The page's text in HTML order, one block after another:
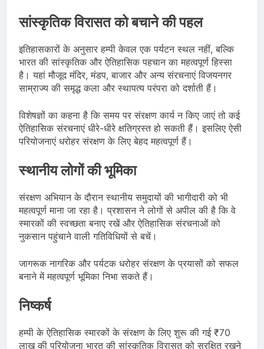
सांस्कृतिक विरासत को बचाने की पहल
इतिहासकारों के अनुसार हम्पी केवल एक पर्यटन स्थल नहीं, बल्कि
भारत की सांस्कृतिक और ऐतिहासिक पहचान का महत्वपूर्ण हिस्सा
है। यहां मौजूद मंदिर, मंडप, बाजार और अन्य संरचनाएं विजयनगर
साम्राज्य की समृद्ध कला और स्थापत्य परंपरा को दर्शाती हैं।
विशेषज्ञों का कहना है कि समय पर संरक्षण कार्य न किए जाएं तो कई
ऐतिहासिक संरचनाएं धीरे-धीरे क्षतिग्रस्त हो सकती हैं। इसलिए ऐसी
परियोजनाएं धरोहर संरक्षण के लिए बेहद महत्वपूर्ण हैं।
स्थानीय लोगों की भूमिका
संरक्षण अभियान के दौरान स्थानीय समुदायों की भागीदारी को भी
महत्वपूर्ण माना जा रहा है। प्रशासन ने लोगों से अपील की है कि वे
स्मारकों की स्वच्छता बनाए रखें और ऐतिहासिक संरचनाओं को
नुकसान पहुंचाने वाली गतिविधियों से बचें।
जागरूक नागरिक और पर्यटक धरोहर संरक्षण के प्रयासों को सफल
बनाने में महत्वपूर्ण भूमिका निभा सकते हैं।
निष्कर्ष
हम्पी के ऐतिहासिक स्मारकों के संरक्षण के लिए शुरू की गई ₹70
लाख की परियोजना भारत की सांस्कृतिक विरासत को सुरक्षित रखने